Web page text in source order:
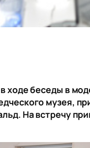
ходе беседы в
музея,
На встречу